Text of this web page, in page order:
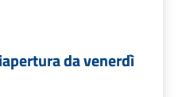
da venerdì